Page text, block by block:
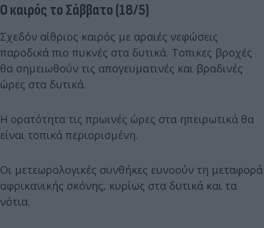
Ο καιρός το Σάββατο (18/5)
Σχεδόν αίθριος καιρός με αραιές νεφώσεις
παροδικά πιο πυκνές στα δυτικά. Τοπικες βροχές
θα σημειωθούν τις απογευματινές και βραδινές
ώρες στα δυτικά.
Η ορατότητα τις πρωινές ώρες στα ηπειρωτικά θα
είναι τοπικά περιορισμένη.
Οι μετεωρολογικές συνθήκες ευνοούν τη μεταφορά
αφρικανικής σκόνης, κυρίως στα δυτικά και τα
νότια.